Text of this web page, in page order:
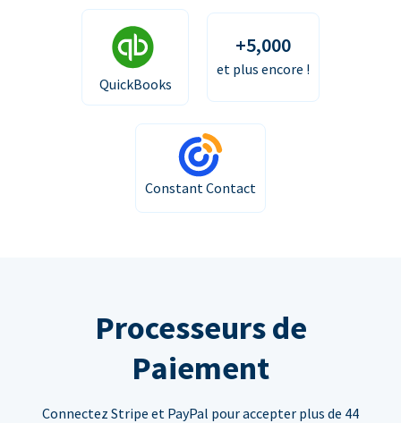
QuickBooks
+5,000
et plus encore !
Constant Contact
Processeurs de
Paiement
Connectez Stripe et PayPal pour accepter plus de 44